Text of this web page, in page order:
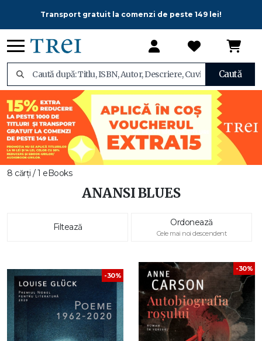
Transport gratuit la comenzi de peste 149 lei!
Caută
8 cărți / 1 eBooks
ANANSI BLUES
Filtează Ordonează
Cele mai noi descendent
-30%
-30%